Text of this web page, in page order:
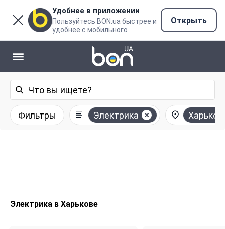
Удобнее в приложении
Пользуйтесь BON.ua быстрее и
удобнее с мобильного
Открыть
Фильтры Электрика Харьков
Электрика в Харькове